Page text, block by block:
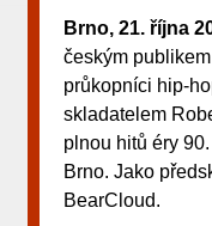
Brno, 21. října
českým
průkopníci hip-
skladatelem
plnou hitů éry
Brno. Jako
BearCloud.
návštěvníky, tak